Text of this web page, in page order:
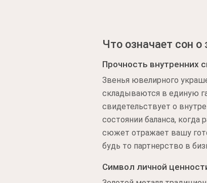
Что означает сон о
Прочность внутренних
Звенья ювелирного
складываются в единую
свидетельствует о
состоянии баланса,
сюжет отражает вашу
будь то партнерство в
Символ личной